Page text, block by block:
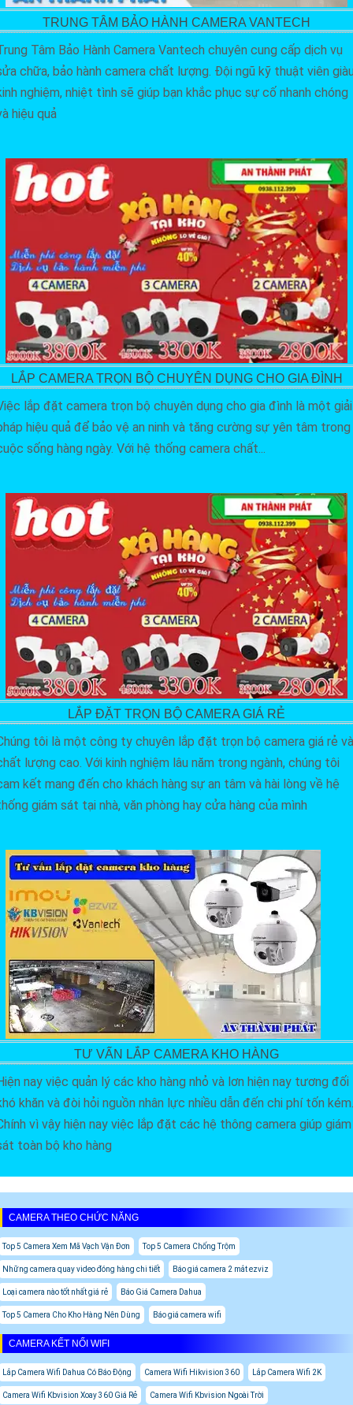
TRUNG TÂM BẢO HÀNH CAMERA VANTECH
Tâm Bảo Hành Camera Vantech chuyên cung cấp dịch vụ
chữa, bảo hành camera chất lượng. Đội ngũ kỹ thuật viên
nghiệm, nhiệt tình sẽ giúp bạn khắc phục sự cố nhanh chóng
hiệu quả
LẮP CAMERA TRỌN BỘ CHUYÊN DỤNG CHO GIA ĐÌNH
lắp đặt camera trọn bộ chuyên dụng cho gia đình là một giải
hiệu quả để bảo vệ an ninh và tăng cường sự yên tâm trong
sống hàng ngày. Với hệ thống camera chất...
LẮP ĐẶT TRỌN BỘ CAMERA GIÁ RẺ
tôi là một công ty chuyên lắp đặt trọn bộ camera giá rẻ và
lượng cao. Với kinh nghiệm lâu năm trong ngành, chúng tôi
kết mang đến cho khách hàng sự an tâm và hài lòng về hệ
giám sát tại nhà, văn phòng hay cửa hàng của mình
TƯ VẤN LẮP CAMERA KHO HÀNG
nay việc quản lý các kho hàng nhỏ và lơn hiện nay tương đối
khăn và đòi hỏi nguồn nhân lực nhiều dẫn đến chi phí tốn kém.
vì vậy hiện nay việc lắp đặt các hệ thông camera giúp giám
toàn bộ kho hàng
CAMERA THEO CHỨC NĂNG
Top 5 Camera Xem Mã Vạch Vận Đơn Top 5 Camera Chống Trộm
Những camera quay video đóng hàng chi tiết Báo giá camera 2 mắt ezviz
Loại camera nào tốt nhất giá rẻ Báo Giá Camera Dahua
Top 5 Camera Cho Kho Hàng Nên Dùng Báo giá camera wifi
CAMERA KẾT NỐI WIFI
Lắp Camera Wifi Dahua Có Báo Động Camera Wifi Hikvision 360 Lắp Camera Wifi 2K
Camera Wifi Kbvision Xoay 360 Giá Rẻ Camera Wifi Kbvision Ngoài Trời